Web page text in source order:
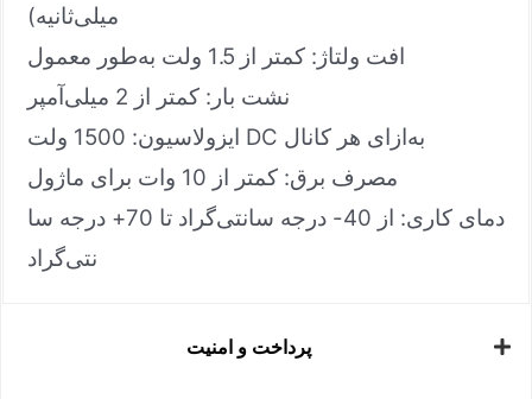
میلی‌ثانیه)
افت ولتاژ: کمتر از 1.5 ولت به‌طور معمول
نشت بار: کمتر از 2 میلی‌آمپر
ایزولاسیون: 1500 ولت DC به‌ازای هر کانال
مصرف برق: کمتر از 10 وات برای ماژول
دمای کاری: از 40- درجه سانتی‌گراد تا 70+ درجه سا
نتی‌گراد
پرداخت و امنیت